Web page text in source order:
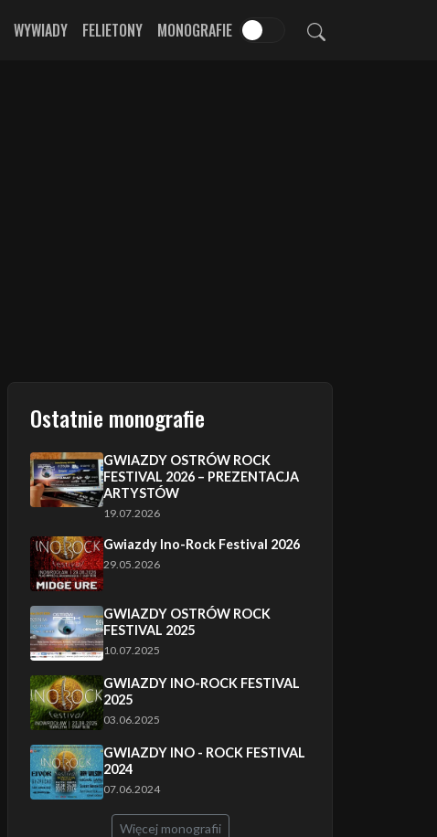
WYWIADY FELIETONY MONOGRAFIE
Ostatnie monografie
GWIAZDY OSTRÓW ROCK
FESTIVAL 2026 – PREZENTACJA
ARTYSTÓW
19.07.2026
Gwiazdy Ino-Rock Festival 2026
29.05.2026
GWIAZDY OSTRÓW ROCK
FESTIVAL 2025
10.07.2025
GWIAZDY INO-ROCK FESTIVAL
2025
03.06.2025
GWIAZDY INO - ROCK FESTIVAL
2024
07.06.2024
Więcej monografii